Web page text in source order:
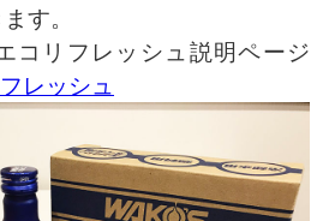
す。
コリフレッシュ説明ページ
レッシュ